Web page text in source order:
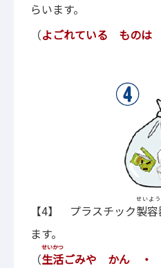
らいます。
（よごれている ものは
【4】 プラスチック製
せいよ
ます。
（生活
せいかつ
ごみや かん ・